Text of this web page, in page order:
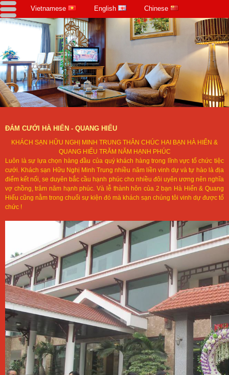
Vietnamese English Chinese
ĐÁM CƯỚI HÀ HIỂN - QUANG HIẾU
KHÁCH SẠN HỮU NGHỊ MINH TRUNG THÂN CHÚC HAI BẠN HÀ HIỂN &
QUANG HIẾU TRĂM NĂM HẠNH PHÚC
Luôn là sự lựa chọn hàng đầu của quý khách hàng trong lĩnh vực tổ chức tiệc
cưới. Khách sạn Hữu Nghị Minh Trung nhiều năm liền vinh dự và tự hào là địa
điểm kết nối, se duyên bắc cầu hạnh phúc cho nhiều đôi uyên ương nên nghĩa
vợ chồng, trăm năm hạnh phúc. Và lễ thành hôn của 2 bạn Hà Hiển & Quang
Hiếu cũng nằm trong chuổi sự kiện đó mà khách sạn chúng tôi vinh dự được tổ
chức !